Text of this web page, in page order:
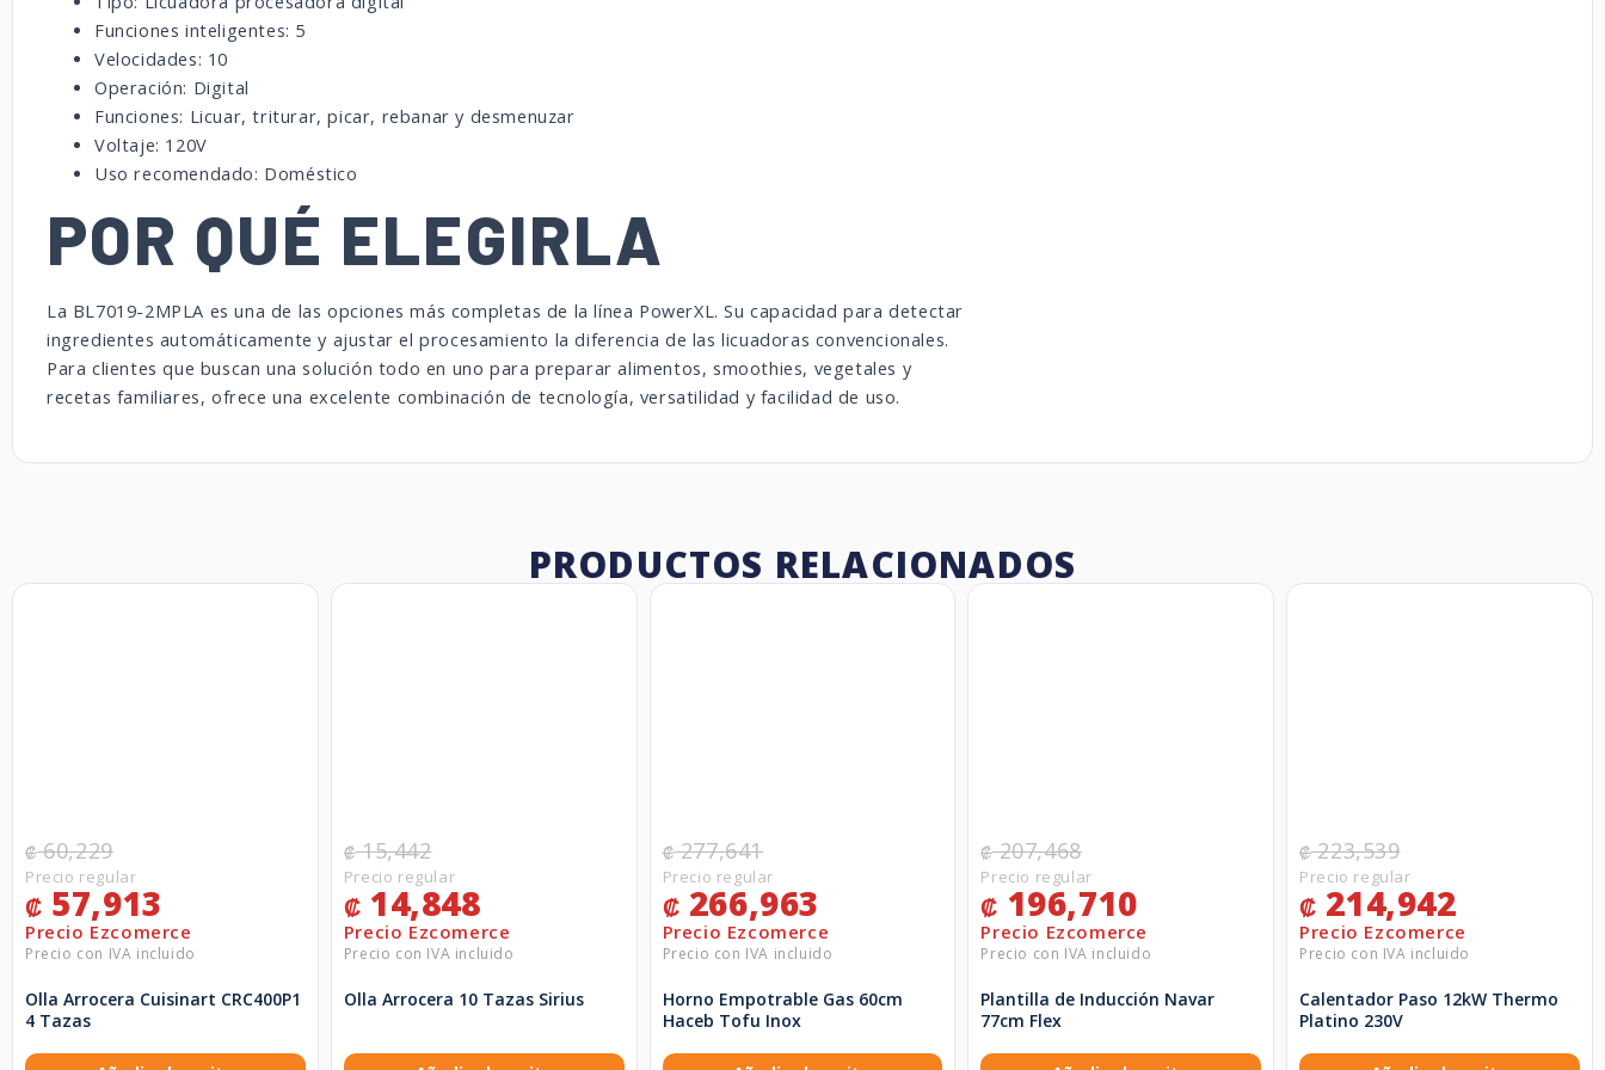
Funciones inteligentes: 5
Velocidades: 10
Operación: Digital
Funciones: Licuar, triturar, picar, rebanar y desmenuzar
Voltaje: 120V
Uso recomendado: Doméstico
POR QUÉ ELEGIRLA
La BL7019-2MPLA es una de las opciones más completas de la línea PowerXL. Su capacidad para detectar
ingredientes automáticamente y ajustar el procesamiento la diferencia de las licuadoras convencionales.
Para clientes que buscan una solución todo en uno para preparar alimentos, smoothies, vegetales y
recetas familiares, ofrece una excelente combinación de tecnología, versatilidad y facilidad de uso.
PRODUCTOS RELACIONADOS
₡60,229
₡ 57,913
Olla Arrocera Cuisinart CRC400P1
4 Tazas
₡15,442
₡ 14,848
Olla Arrocera 10 Tazas Sirius
₡277,641
₡ 266,963
Horno Empotrable Gas 60cm
Haceb Tofu Inox
₡207,468
₡ 196,710
Plantilla de Inducción Navar
77cm Flex
₡223,539
₡ 214,942
Calentador Paso 12kW Thermo
Platino 230V